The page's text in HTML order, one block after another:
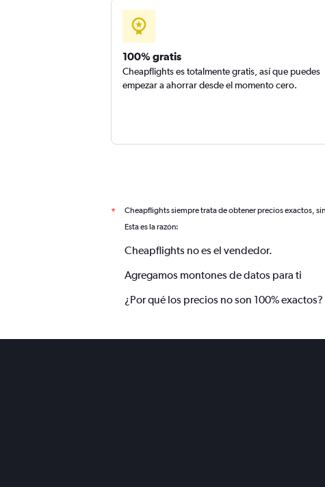
100% gratis
Cheapflights es totalmente gratis, así que puedes
empezar a ahorrar desde el momento cero.
* Cheapflights siempre trata de obtener precios exactos,
Esta es la razón:
Cheapflights no es el vendedor.
Agregamos montones de datos para ti
¿Por qué los precios no son 100% exactos?